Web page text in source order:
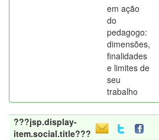
em ação
do
pedagogo:
dimensões,
finalidades
e limites de
seu
trabalho
???jsp.display-
item.social.title???